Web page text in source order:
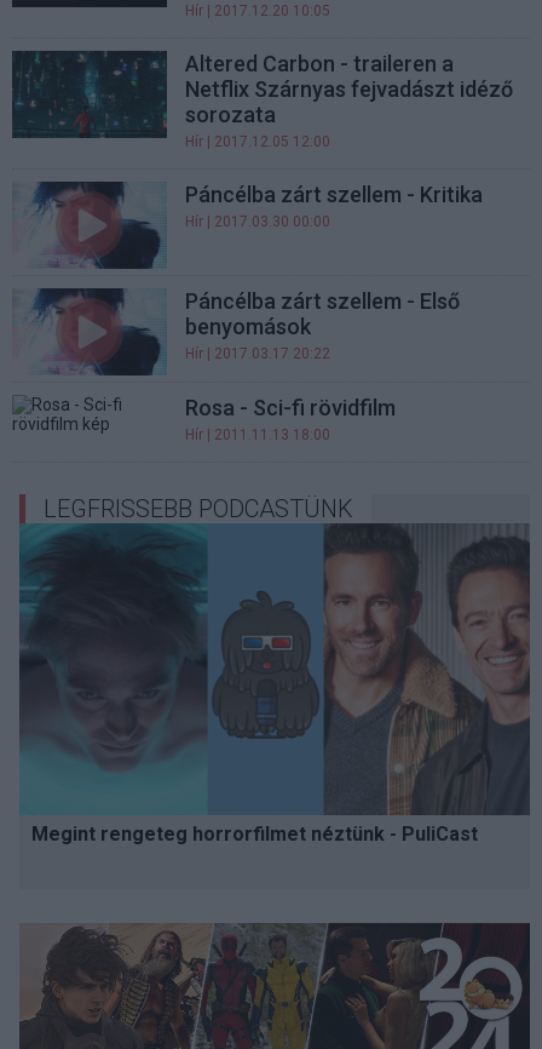
Hír | 2017.12.20 10:05
Altered Carbon - traileren a
Netflix Szárnyas fejvadászt idéző
sorozata
Hír | 2017.12.05 12:00
Páncélba zárt szellem - Kritika
Hír | 2017.03.30 00:00
Páncélba zárt szellem - Első
benyomások
Hír | 2017.03.17 20:22
Rosa - Sci-fi rövidfilm
Hír | 2011.11.13 18:00
LEGFRISSEBB PODCASTÜNK
Megint rengeteg horrorfilmet néztünk - PuliCast